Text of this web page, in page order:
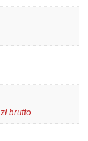
brutto